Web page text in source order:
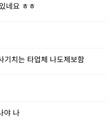
네요 ㅎㅎ
기치는 타업체 나도제보함
야 나